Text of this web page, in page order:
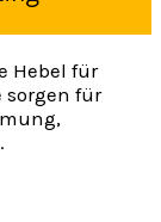
Hebel für
für